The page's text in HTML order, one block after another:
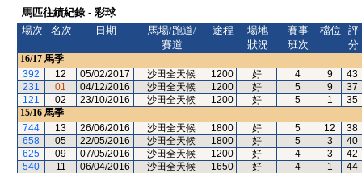
馬匹往績紀錄 - 彩球
場次
名次 日期
馬場/跑道/
賽道
途程
場地
狀況
賽事
班次
檔位
評
分
16/17 馬季
392
12 05/02/2017 沙田全天候 1200 好 4 9
43
231
01 04/12/2016 沙田全天候 1200 好 5 9
37
121
02 23/10/2016 沙田全天候 1200 好 5 1
35
15/16 馬季
744
13 26/06/2016 沙田全天候 1800 好 5 12
38
658
05 22/05/2016 沙田全天候 1800 好 5 3
40
625
09 07/05/2016 沙田全天候 1200 好 4 3
42
540
11 06/04/2016 沙田全天候 1650 好 4 1
44